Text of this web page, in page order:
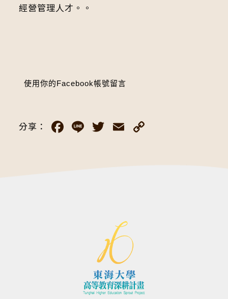
經營管理人才。。
使用你的Facebook帳號留言
分享： Facebook
LineTwitter
Email